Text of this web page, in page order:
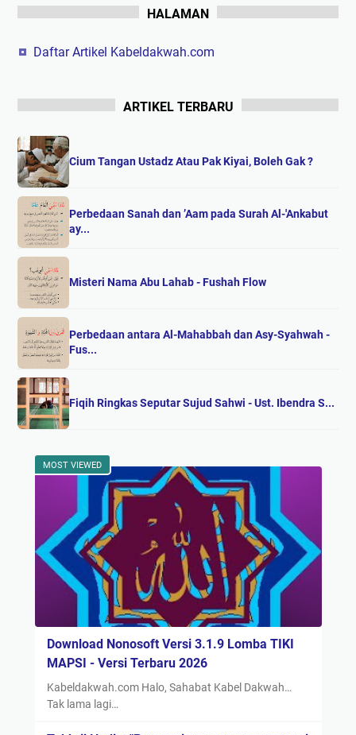
HALAMAN
Daftar Artikel Kabeldakwah.com
ARTIKEL TERBARU
Cium Tangan Ustadz Atau Pak Kiyai, Boleh Gak ?
Perbedaan Sanah dan ’Aam pada Surah Al-'Ankabut
ay...
Misteri Nama Abu Lahab - Fushah Flow
Perbedaan antara Al-Mahabbah dan Asy-Syahwah -
Fus...
Fiqih Ringkas Seputar Sujud Sahwi - Ust. Ibendra S...
MOST VIEWED
Download Nonosoft Versi 3.1.9 Lomba TIKI
MAPSI - Versi Terbaru 2026
Kabeldakwah.com Halo, Sahabat Kabel Dakwah…
Tak lama lagi…